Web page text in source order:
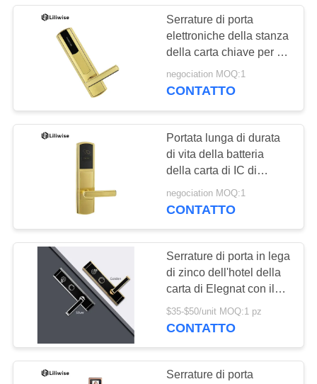
Serrature di porta
elettroniche della stanza
della carta chiave per il
sistema astuto della
serratura di porta
negociation MOQ:1
CONTATTO
Portata lunga di durata
di vita della batteria
della carta di IC di
capacità 200 di Big Data
delle serrature di porta
negociation MOQ:1
CONTATTO
Serrature di porta in lega
di zinco dell'hotel della
carta di Elegnat con il
FCC RoHs LVD del CE
astuto del sistema
$35-$50/unit MOQ:1 pz
CONTATTO
Serrature di porta